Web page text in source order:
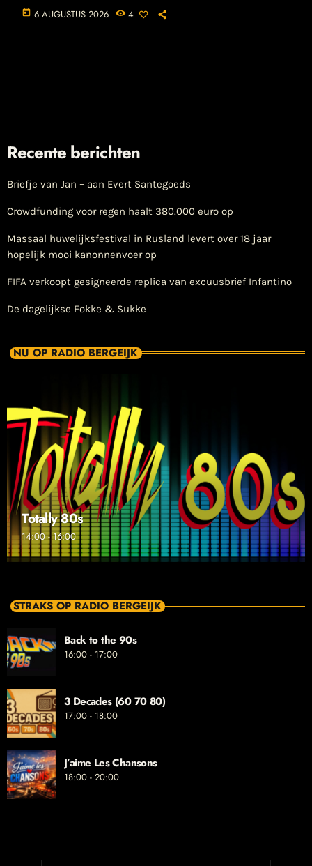
today 6 AUGUSTUS 2026 4
Recente berichten
Briefje van Jan – aan Evert Santegoeds
Crowdfunding voor regen haalt 380.000 euro op
Massaal huwelijksfestival in Rusland levert over 18 jaar
hopelijk mooi kanonnenvoer op
FIFA verkoopt gesigneerde replica van excuusbrief Infantino
De dagelijkse Fokke & Sukke
NU OP RADIO BERGEIJK
Totally 80s
14:00 - 16:00
STRAKS OP RADIO BERGEIJK
Back to the 90s
16:00 - 17:00
3 Decades (60 70 80)
17:00 - 18:00
J’aime Les Chansons
18:00 - 20:00